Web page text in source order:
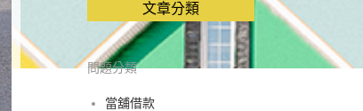
文章分類
問題分類
當舖借款